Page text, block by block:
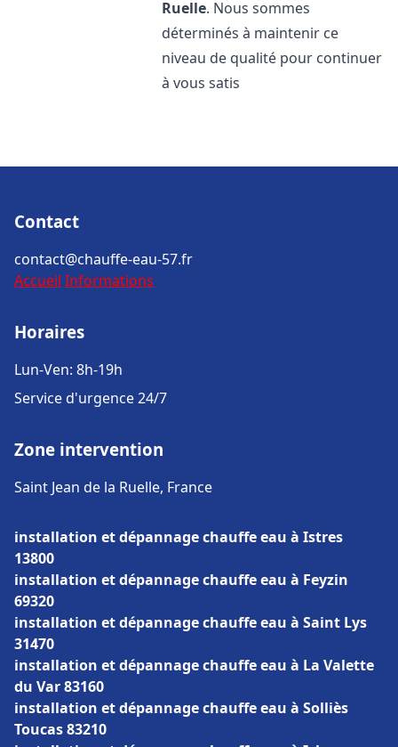
Ruelle. Nous sommes
déterminés à maintenir ce
niveau de qualité pour continuer
à vous satis
Contact
contact@chauffe-eau-57.fr
Accueil Informations
Horaires
Lun-Ven: 8h-19h
Service d'urgence 24/7
Zone intervention
Saint Jean de la Ruelle, France
installation et dépannage chauffe eau à Istres
13800
installation et dépannage chauffe eau à Feyzin
69320
installation et dépannage chauffe eau à Saint Lys
31470
installation et dépannage chauffe eau à La Valette
du Var 83160
installation et dépannage chauffe eau à Solliès
Toucas 83210